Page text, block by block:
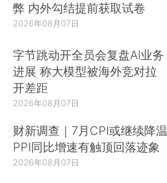
弊 内外勾结提前获取试卷
2026年08月07日
字节跳动开全员会复盘AI业务
进展 称大模型被海外竞对拉
开差距
2026年08月07日
财新调查｜7月CPI或继续降温
PPI同比增速有触顶回落迹象
2026年08月07日